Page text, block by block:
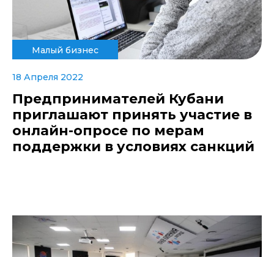
Малый бизнес
18 Апреля 2022
Предпринимателей Кубани
приглашают принять участие в
онлайн-опросе по мерам
поддержки в условиях санкций